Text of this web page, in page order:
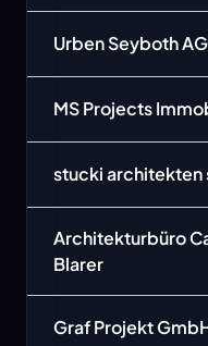
Urben Seyboth AG
MS Projects
stucki architekten
Architekturbüro
Blarer
Graf Projekt